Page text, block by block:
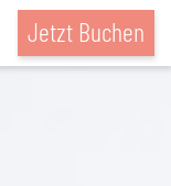
Jetzt Buchen